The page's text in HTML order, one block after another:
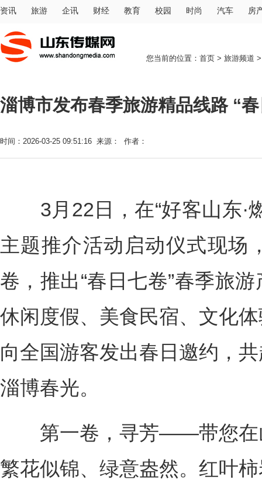
资讯 旅游 企讯 财经 教育 校园 时尚 汽车 房
您当前的位置： 首页 > 旅游频道
淄博市发布春季旅游精品线路 “
时间：2026-03-25 09:51:16 来源： 作者：
3月22日，在“好客山东·
主题推介活动启动仪式现场
卷，推出“春日七卷”春季旅
休闲度假、美食民宿、文化
向全国游客发出春日邀约，
淄博春光。
第一卷，寻芳——带您在
繁花似锦、绿意盎然。红叶